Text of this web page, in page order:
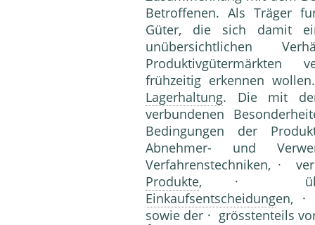
Betroffenen. Als Träger
Güter, die sich damit
unübersichtlichen
Produktivgütermärkten
frühzeitig erkennen
Lagerhaltung. Die mit der
verbundenen
Bedingungen der
Abnehmer- und
Verfahrenstechniken, ·
Produkte, ·
Einkaufsentscheidungen,
sowie der ·